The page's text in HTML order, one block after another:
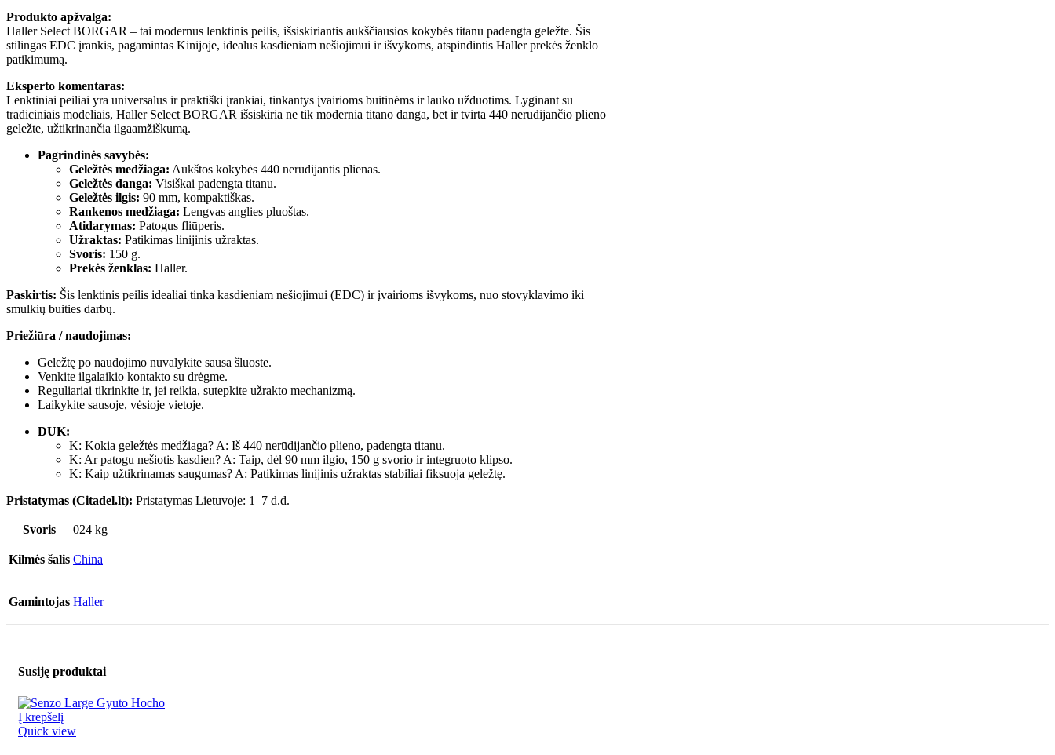
Produkto apžvalga:
Haller Select BORGAR – tai modernus lenktinis peilis, išsiskiriantis aukščiausios kokybės titanu padengta geležte. Šis
stilingas EDC įrankis, pagamintas Kinijoje, idealus kasdieniam nešiojimui ir išvykoms, atspindintis Haller prekės ženklo
patikimumą.
Eksperto komentaras:
Lenktiniai peiliai yra universalūs ir praktiški įrankiai, tinkantys įvairioms buitinėms ir lauko užduotims. Lyginant su
tradiciniais modeliais, Haller Select BORGAR išsiskiria ne tik modernia titano danga, bet ir tvirta 440 nerūdijančio plieno
geležte, užtikrinančia ilgaamžiškumą.
Pagrindinės savybės:
Geležtės medžiaga: Aukštos kokybės 440 nerūdijantis plienas.
Geležtės danga: Visiškai padengta titanu.
Geležtės ilgis: 90 mm, kompaktiškas.
Rankenos medžiaga: Lengvas anglies pluoštas.
Atidarymas: Patogus fliūperis.
Užraktas: Patikimas linijinis užraktas.
Svoris: 150 g.
Prekės ženklas: Haller.
Paskirtis: Šis lenktinis peilis idealiai tinka kasdieniam nešiojimui (EDC) ir įvairioms išvykoms, nuo stovyklavimo iki
smulkių buities darbų.
Priežiūra / naudojimas:
Geležtę po naudojimo nuvalykite sausa šluoste.
Venkite ilgalaikio kontakto su drėgme.
Reguliariai tikrinkite ir, jei reikia, sutepkite užrakto mechanizmą.
Laikykite sausoje, vėsioje vietoje.
DUK:
K: Kokia geležtės medžiaga? A: Iš 440 nerūdijančio plieno, padengta titanu.
K: Ar patogu nešiotis kasdien? A: Taip, dėl 90 mm ilgio, 150 g svorio ir integruoto klipso.
K: Kaip užtikrinamas saugumas? A: Patikimas linijinis užraktas stabiliai fiksuoja geležtę.
Pristatymas (Citadel.lt): Pristatymas Lietuvoje: 1–7 d.d.
Svoris 024 kg
Kilmės šalis China
Gamintojas Haller
Susiję produktai
Į krepšelį
Quick view